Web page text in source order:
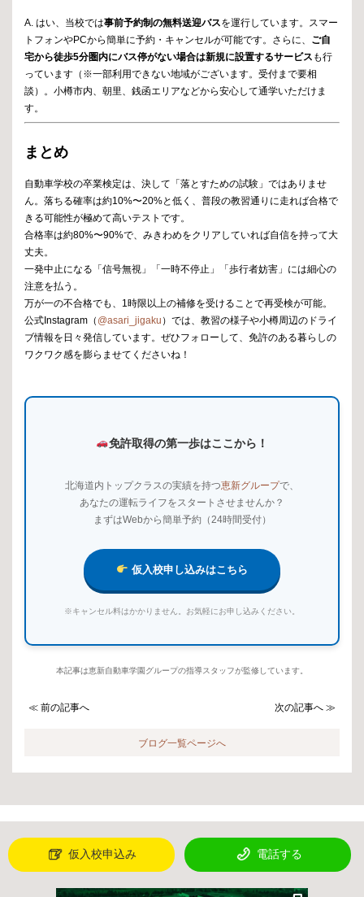
A. はい、当校では事前予約制の無料送迎バスを運行しています。スマー
トフォンやPCから簡単に予約・キャンセルが可能です。さらに、 ご自
宅から徒歩5分圏内にバス停がない場合は新規に設置するサービス も行
っています（※一部利用できない地域がございます。受付まで要相
談）。小樽市内、朝里、銭函エリアなどから安心して通学いただけま
す。
まとめ
自動車学校の卒業検定は、決して「落とすための試験」ではありませ
ん。落ちる確率は約10%〜20%と低く、普段の教習通りに走れば合格で
きる可能性が極めて高いテストです。
合格率は約80%〜90%で、みきわめをクリアしていれば自信を持って大
丈夫。
一発中止になる「信号無視」「一時不停止」「歩行者妨害」には細心の
注意を払う。
万が一の不合格でも、1時限以上の補修を受けることで再受検が可能。
公式Instagram（ @asari_jigaku ）では、教習の様子や小樽周辺のドライ
ブ情報を日々発信しています。ぜひフォローして、免許のある暮らしの
ワクワク感を膨らませてくださいね！
免許取得の第一歩はここから！
北海道内トップクラスの実績を持つ恵新グループで、
あなたの運転ライフをスタートさせませんか？
まずはWebから簡単予約（24時間受付）
仮入校申し込みはこちら
※キャンセル料はかかりません。お気軽にお申し込みください。
本記事は恵新自動車学園グループの指導スタッフが監修しています。
≪ 前の記事へ 次の記事へ ≫
ブログ一覧ページへ
仮入校申込み 電話する